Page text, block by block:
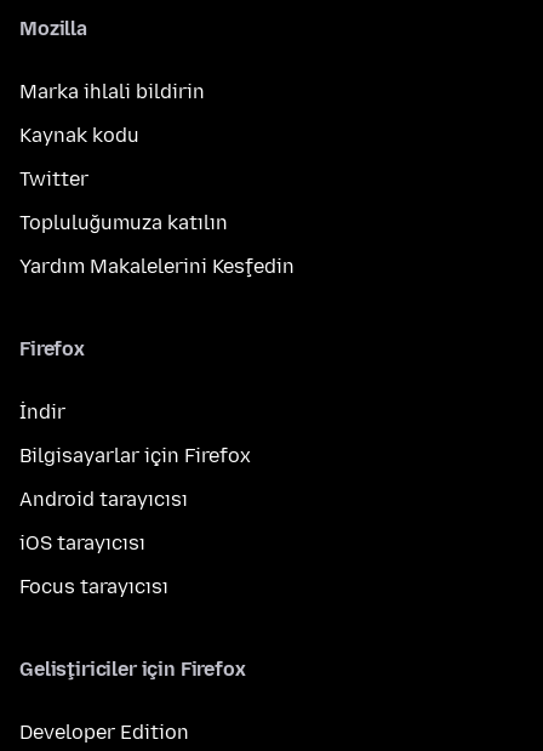
Mozilla
Marka ihlali bildirin
Kaynak kodu
Twitter
Topluluğumuza katılın
Yardım Makalelerini Keşfedin
Firefox
İndir
Bilgisayarlar için Firefox
Android tarayıcısı
iOS tarayıcısı
Focus tarayıcısı
Geliştiriciler için Firefox
Developer Edition